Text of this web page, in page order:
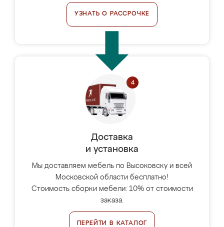
УЗНАТЬ О РАССРОЧКЕ
Доставка
и установка
Мы доставляем мебель по Высоковску и всей
Московской области бесплатно!
Стоимость сборки мебели: 10% от стоимости
заказа.
ПЕРЕЙТИ В КАТАЛОГ